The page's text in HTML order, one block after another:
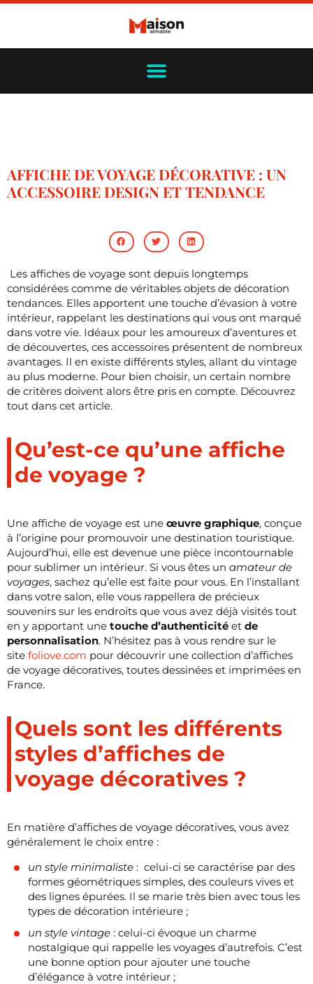
AFFICHE DE VOYAGE DÉCORATIVE : UN
ACCESSOIRE DESIGN ET TENDANCE
Les affiches de voyage sont depuis longtemps
considérées comme de véritables objets de décoration
tendances. Elles apportent une touche d’évasion à votre
intérieur, rappelant les destinations qui vous ont marqué
dans votre vie. Idéaux pour les amoureux d’aventures et
de découvertes, ces accessoires présentent de nombreux
avantages. Il en existe différents styles, allant du vintage
au plus moderne. Pour bien choisir, un certain nombre
de critères doivent alors être pris en compte. Découvrez
tout dans cet article.
Qu’est-ce qu’une affiche
de voyage ?
Une affiche de voyage est une œuvre graphique, conçue
à l’origine pour promouvoir une destination touristique.
Aujourd’hui, elle est devenue une pièce incontournable
pour sublimer un intérieur. Si vous êtes un amateur de
voyages, sachez qu’elle est faite pour vous. En l’installant
dans votre salon, elle vous rappellera de précieux
souvenirs sur les endroits que vous avez déjà visités tout
en y apportant une touche d’authenticité et de
personnalisation. N’hésitez pas à vous rendre sur le
site foliove.com pour découvrir une collection d’affiches
de voyage décoratives, toutes dessinées et imprimées en
France.
Quels sont les différents
styles d’affiches de
voyage décoratives ?
En matière d’affiches de voyage décoratives, vous avez
généralement le choix entre :
un style minimaliste : celui-ci se caractérise par des
formes géométriques simples, des couleurs vives et
des lignes épurées. Il se marie très bien avec tous les
types de décoration intérieure ;
un style vintage : celui-ci évoque un charme
nostalgique qui rappelle les voyages d’autrefois. C’est
une bonne option pour ajouter une touche
d’élégance à votre intérieur ;